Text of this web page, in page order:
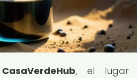
CasaVerdeHub, el lugar